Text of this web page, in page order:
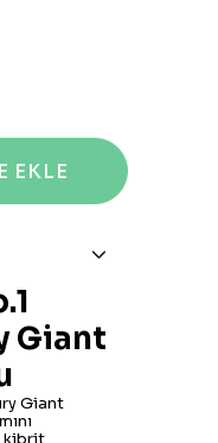
EKLE
Giant
Giant
kibrit